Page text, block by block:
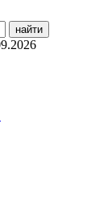
найти